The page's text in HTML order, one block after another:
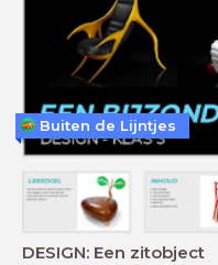
DESIGN: Een zitobject
Buiten de Lijntjes